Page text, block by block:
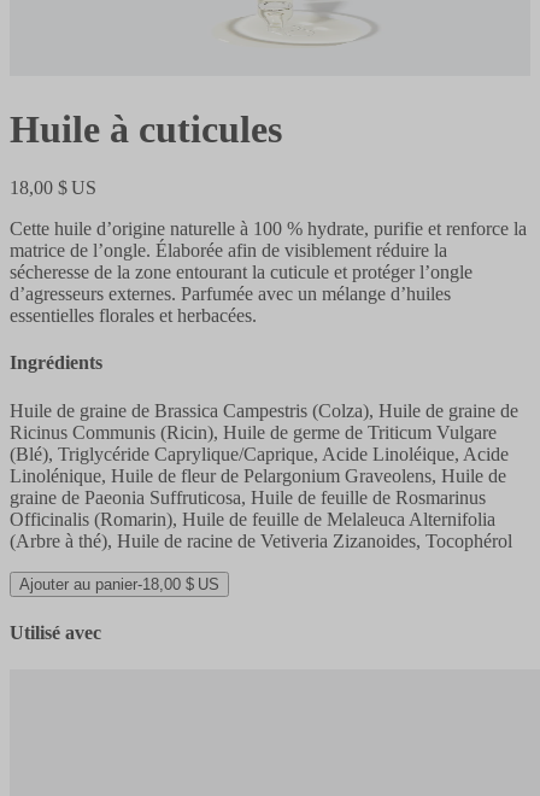
Huile à cuticules
18,00 $ US
Cette huile d’origine naturelle à 100 % hydrate, purifie et renforce la
matrice de l’ongle. Élaborée afin de visiblement réduire la
sécheresse de la zone entourant la cuticule et protéger l’ongle
d’agresseurs externes. Parfumée avec un mélange d’huiles
essentielles florales et herbacées.
Ingrédients
Huile de graine de Brassica Campestris (Colza), Huile de graine de
Ricinus Communis (Ricin), Huile de germe de Triticum Vulgare
(Blé), Triglycéride Caprylique/Caprique, Acide Linoléique, Acide
Linolénique, Huile de fleur de Pelargonium Graveolens, Huile de
graine de Paeonia Suffruticosa, Huile de feuille de Rosmarinus
Officinalis (Romarin), Huile de feuille de Melaleuca Alternifolia
(Arbre à thé), Huile de racine de Vetiveria Zizanoides, Tocophérol
Ajouter au panier-18,00 $ US
Utilisé avec